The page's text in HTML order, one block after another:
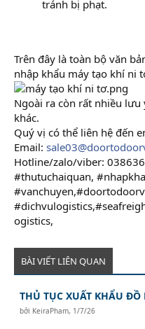
tránh bị phạt.
Trên đây là toàn bộ văn
nhập khẩu máy tạo khí ni
Ngoài ra còn rất nhiều
khác.
Quý vị có thể liên hệ đến
Email:
Hotline/zalo/viber:
#thutuchaiquan,
ogistics,
BÀI VIẾT LIÊN QUAN
THỦ TỤC XUẤT KHẨU ĐỒ
bởi KeiraPham, 1/7/26